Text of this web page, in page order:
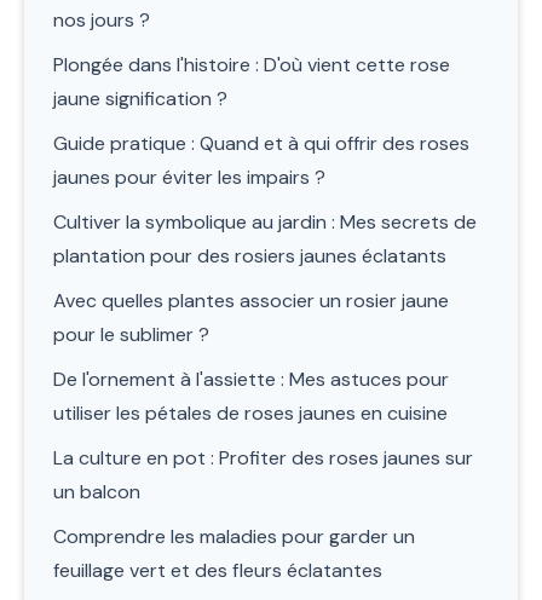
nos jours ?
Plongée dans l'histoire : D'où vient cette rose
jaune signification ?
Guide pratique : Quand et à qui offrir des roses
jaunes pour éviter les impairs ?
Cultiver la symbolique au jardin : Mes secrets de
plantation pour des rosiers jaunes éclatants
Avec quelles plantes associer un rosier jaune
pour le sublimer ?
De l'ornement à l'assiette : Mes astuces pour
utiliser les pétales de roses jaunes en cuisine
La culture en pot : Profiter des roses jaunes sur
un balcon
Comprendre les maladies pour garder un
feuillage vert et des fleurs éclatantes